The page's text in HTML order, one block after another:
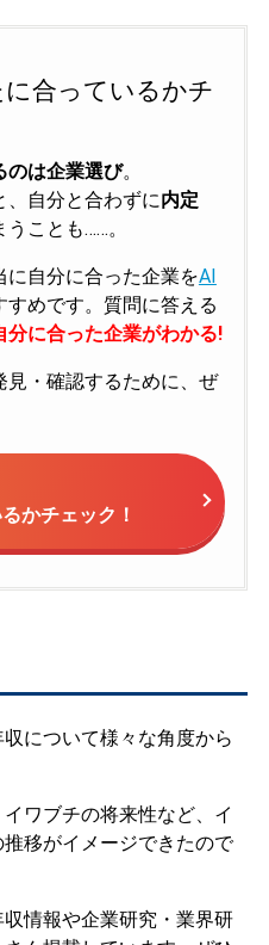
合っているかチ
のは企業選び。
、自分と合わずに内定
ことも……。
に自分に合った企業をAI
すめです。質問に答える
分に合った企業がわかる!
見・確認するために、ぜ
かチェック！
について様々な角度から
ワブチの将来性など、イ
移がイメージできたので
情報や企業研究・業界研